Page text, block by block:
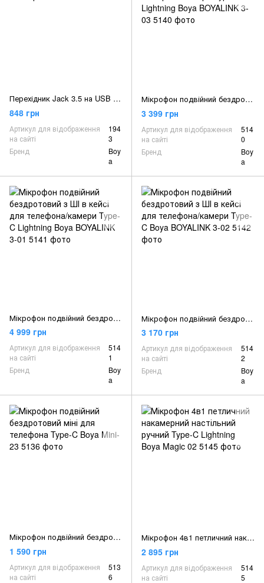
Перехідник Jack 3.5 на USB Type-C Boya BY-K4
848 грн
Артикул для відображення
на сайті
194
3
Бренд
Boy
a
Мікрофон подвійний бездротовий з ШІ для телефона/камери Type-C Lightning Boya BOYALINK 3-03
3 399 грн
Артикул для відображення
на сайті
514
0
Бренд
Boy
a
Мікрофон подвійний бездротовий з ШІ в кейсі для телефона/камери Type-C Lightning Boya BOYALINK 3-01
4 999 грн
Артикул для відображення
на сайті
514
1
Бренд
Boy
a
Мікрофон подвійний бездротовий з ШІ в кейсі для телефона/камери Type-C Boya BOYALINK 3-02
3 170 грн
Артикул для відображення
на сайті
514
2
Бренд
Boy
a
Мікрофон подвійний бездротовий міні для телефона Type-C Boya Mini-23
1 590 грн
Артикул для відображення
на сайті
513
6
Мікрофон 4в1 петличний накамерний настільний ручний Type-C Lightning Boya Magic 02
2 895 грн
Артикул для відображення
на сайті
514
5